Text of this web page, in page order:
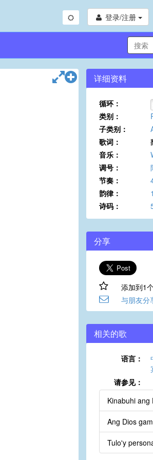
登录/注册
详细资料
循环：
类别：
子类别：
歌词：
音乐：
调号：
节奏：
韵律：
诗码：
分享
添加到1
与朋友分
相关的歌
语言：
请参见：
Kinabuhi ang
Ang Dios
Tulo'y